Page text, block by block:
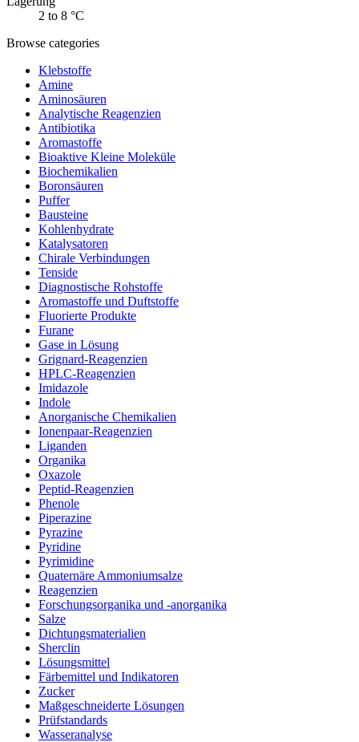
2 to 8 °C
Browse categories
Klebstoffe
Amine
Aminosäuren
Analytische Reagenzien
Antibiotika
Aromastoffe
Bioaktive Kleine Moleküle
Biochemikalien
Boronsäuren
Puffer
Bausteine
Kohlenhydrate
Katalysatoren
Chirale Verbindungen
Tenside
Diagnostische Rohstoffe
Aromastoffe und Duftstoffe
Fluorierte Produkte
Furane
Gase in Lösung
Grignard-Reagenzien
HPLC-Reagenzien
Imidazole
Indole
Anorganische Chemikalien
Ionenpaar-Reagenzien
Liganden
Organika
Oxazole
Peptid-Reagenzien
Phenole
Piperazine
Pyrazine
Pyridine
Pyrimidine
Quaternäre Ammoniumsalze
Reagenzien
Forschungsorganika und -anorganika
Salze
Dichtungsmaterialien
Sherclin
Lösungsmittel
Färbemittel und Indikatoren
Zucker
Maßgeschneiderte Lösungen
Prüfstandards
Wasseranalyse